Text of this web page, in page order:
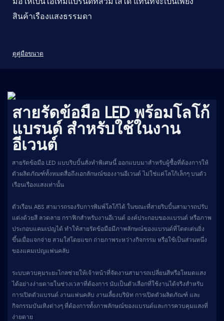
สินค้าเรืองแสงธรรมดา
ดูคู่มือขนาด
สายรัดข้อมือ LED พร้อมโลโก้
แบรนด์ สำหรับใช้ในงาน
อีเวนต์
สายรัดข้อมือ LED แบบริบบิ้นสั่งทำพิเศษนี้ ออกแบบมาสำหรับผู้ซื้อที่ต้องการให้
ตัวผลิตภัณฑ์ทั้งหมดสื่อถึงเอกลักษณ์ของงานอีเวนต์ ไม่ใช่แค่โลโก้เล็กๆ บนตัว
เรือนเรืองแสงเท่านั้น
ตัวเรือน ABS สามารถรองรับการพิมพ์โลโก้ได้ ในขณะที่สายริบบิ้นสามารถปรับ
แต่งด้วยสี ลวดลาย กราฟิกสำหรับงานอีเวนต์ องค์ประกอบของแบรนด์ หรือภาพ
ประกอบแคมเปญได้ ทำให้สายรัดข้อมือมีภาพลักษณ์ของแบรนด์ที่โดดเด่นยิ่ง
ขึ้นเมื่อแจกจ่าย สวมใส่โดยแขก ถ่ายภาพระหว่างกิจกรรม หรือใช้เป็นส่วนหนึ่ง
ของแคมเปญแฟนคลับ
ระบบควบคุมระยะไกลช่วยให้เจ้าหน้าที่จัดงานสามารถเปลี่ยนสีหรือโหมดแสง
ได้อย่างง่ายดายในช่วงเวลาที่ต้องการ นับเป็นตัวเลือกที่ใช้งานได้จริงสำหรับ
การเปิดตัวแบรนด์ งานแฟนคลับ งานเลี้ยงบริษัท การเปิดตัวผลิตภัณฑ์ และ
กิจกรรมบันเทิงต่างๆ ที่ต้องการทั้งภาพลักษณ์ของแบรนด์และการควบคุมแสงที่
ง่ายดาย